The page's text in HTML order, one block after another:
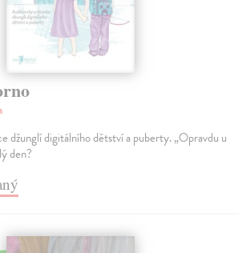
džunglí digitálního dětství a puberty. „Opravdu u
den?